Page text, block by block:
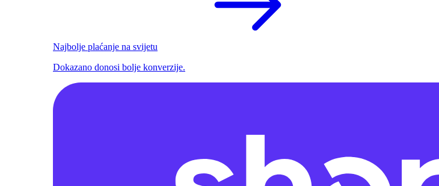
Najbolje plaćanje na svijetu
Dokazano donosi bolje konverzije.